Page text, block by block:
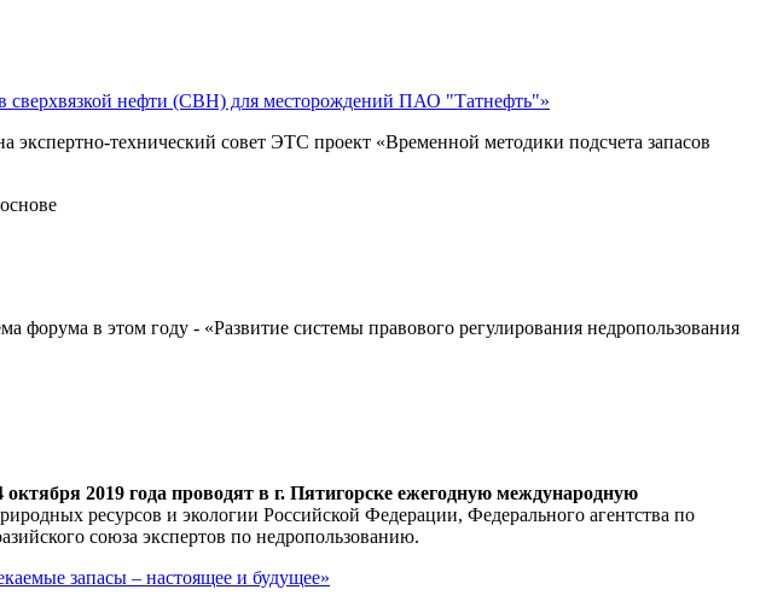
сверхвязкой нефти (СВН) для месторождений ПАО "Татнефть"»
экспертно-технический совет ЭТС проект «Временной методики подсчета запасов
форума в этом году - «Развитие системы правового регулирования недропользования
октября 2019 года проводят в г. Пятигорске ежегодную международную
ресурсов и экологии Российской Федерации, Федерального агентства по
союза экспертов по недропользованию.
запасы – настоящее и будущее»